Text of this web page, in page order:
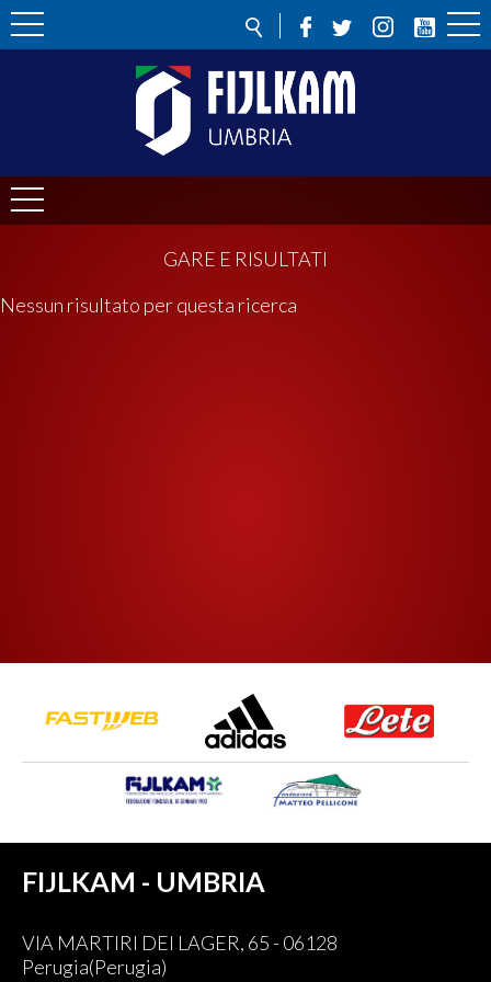
GARE E RISULTATI
Nessun risultato per questa ricerca
FIJLKAM - UMBRIA
VIA MARTIRI DEI LAGER, 65 - 06128
Perugia(Perugia)